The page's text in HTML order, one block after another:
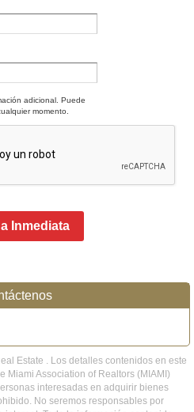
adicional. Puede
momento.
Inmediata
Estate . Los detalles contenidos en este
Miami Association of Realtors (MIAMI)
interesadas en adquirir bienes
No seremos responsables por